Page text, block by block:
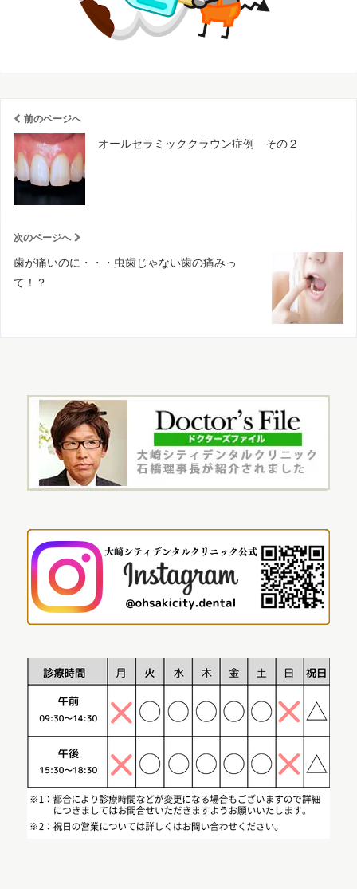
前のページへ
オールセラミッククラウン症例 その２
次のページへ
歯が痛いのに・・・虫歯じゃない歯の痛みっ
て！？